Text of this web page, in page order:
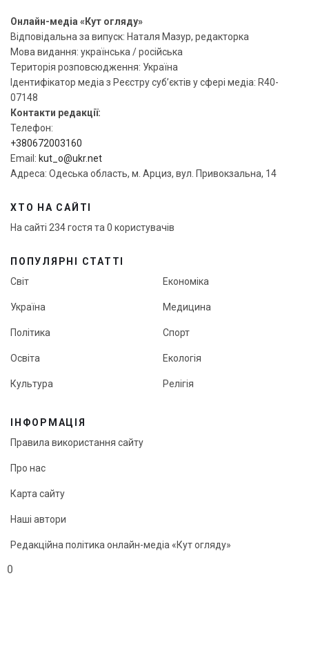
0
Онлайн-медіа «Кут огляду»
Відповідальна за випуск: Наталя Мазур, редакторка
Мова видання: українська / російська
Територія розповсюдження: Україна
Ідентифікатор медіа з Реєстру суб’єктів у сфері медіа: R40-
07148
Контакти редакції:
Телефон:
+380672003160
Email: kut_o@ukr.net
Адреса: Одеська область, м. Арциз, вул. Привокзальна, 14
ХТО НА САЙТІ
На сайті 234 гостя та 0 користувачів
ПОПУЛЯРНІ СТАТТІ
Світ
Україна
Політика
Освіта
Культура
Економіка
Медицина
Спорт
Екологія
Релігія
ІНФОРМАЦІЯ
Правила використання сайту
Про нас
Карта сайту
Наші автори
Редакційна політика онлайн-медіа «Кут огляду»